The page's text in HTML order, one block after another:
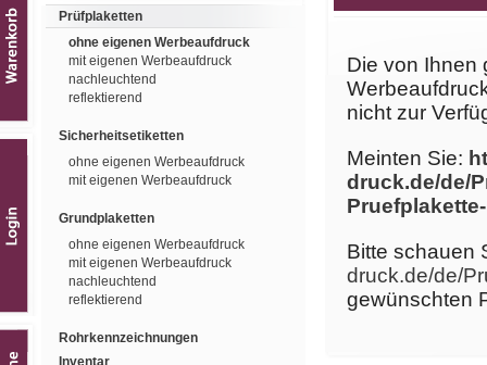
Prüfplaketten
ohne eigenen Werbeaufdruck
mit eigenen Werbeaufdruck
nachleuchtend
reflektierend
Sicherheitsetiketten
ohne eigenen Werbeaufdruck
mit eigenen Werbeaufdruck
Grundplaketten
ohne eigenen Werbeaufdruck
mit eigenen Werbeaufdruck
nachleuchtend
reflektierend
Rohrkennzeichnungen
Inventar
Die von Ihnen
nicht zur
Meinten Sie:
druck.de/de/
Bitte schauen
druck.de/de/
gewünschten